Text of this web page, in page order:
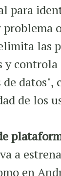
para
las
y controla
datos",
de los
a
en